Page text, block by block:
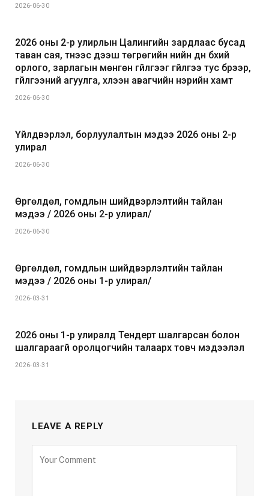
2026-06-30
2026 оны 2-р улирлын Цалингийн зардлаас бусад
таван сая, түүнээс дээш төгрөгийн үнийн дүн бүхий
орлого, зарлагын мөнгөн гүйлгээг гүйлгээ тус бүрээр,
гүйлгээний агуулга, хүлээн авагчийн нэрийн хамт
2026-06-30
Үйлдвэрлэл, борлуулалтын мэдээ 2026 оны 2-р
улирал
2026-06-30
Өргөлдөл, гомдлын шийдвэрлэлтийн тайлан
мэдээ / 2026 оны 2-р улирал/
2026-06-30
Өргөлдөл, гомдлын шийдвэрлэлтийн тайлан
мэдээ / 2026 оны 1-р улирал/
2026-03-31
2026 оны 1-р улиралд Тендерт шалгарсан болон
шалгараагүй оролцогчийн талаарх товч мэдээлэл
2026-03-31
LEAVE A REPLY